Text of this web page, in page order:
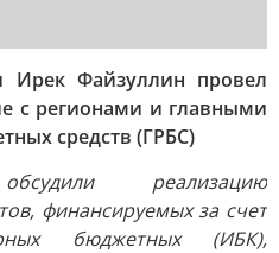
Ирек Файзуллин провел
с регионами и главными
средств (ГРБС)
реализацию
финансируемых за счет
бюджетных (ИБК),